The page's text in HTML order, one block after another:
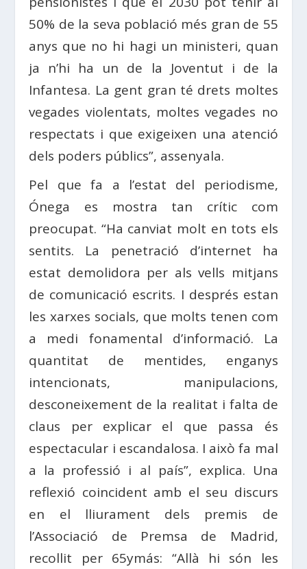
50% de la seva població més gran de 55
anys que no hi hagi un ministeri, quan
ja n’hi ha un de la Joventut i de la
Infantesa. La gent gran té drets moltes
vegades violentats, moltes vegades no
respectats i que exigeixen una atenció
dels poders públics”, assenyala.
Pel que fa a l’estat del periodisme,
Ónega es mostra tan crític com
preocupat. “Ha canviat molt en tots els
sentits. La penetració d’internet ha
estat demolidora per als vells mitjans
de comunicació escrits. I després estan
les xarxes socials, que molts tenen com
a medi fonamental d’informació. La
quantitat de mentides, enganys
intencionats, manipulacions,
desconeixement de la realitat i falta de
claus per explicar el que passa és
espectacular i escandalosa. I això fa mal
a la professió i al país”, explica. Una
reflexió coincident amb el seu discurs
en el lliurament dels premis de
l’Associació de Premsa de Madrid,
recollit per 65ymás: “Allà hi són les